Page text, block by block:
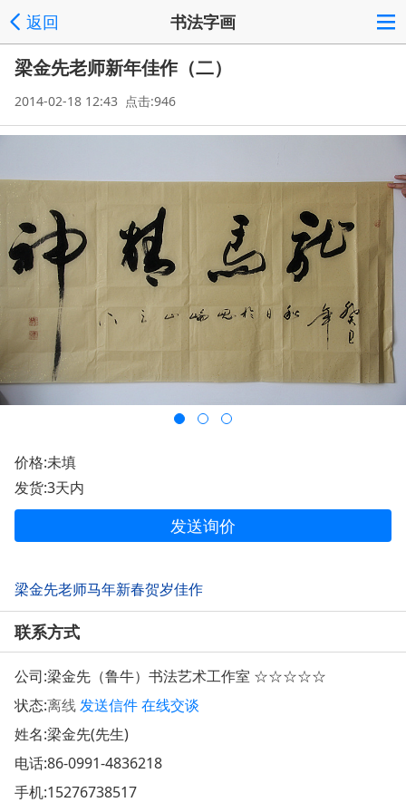
返回 书法字画
梁金先老师新年佳作（二）
2014-02-18 12:43 点击:946
价格:未填
发货:3天内
发送询价
梁金先老师马年新春贺岁佳作
联系方式
公司:梁金先（鲁牛）书法艺术工作室 ☆☆☆☆☆
状态:离线发送信件在线交谈
姓名:梁金先(先生)
电话:86-0991-4836218
手机:15276738517